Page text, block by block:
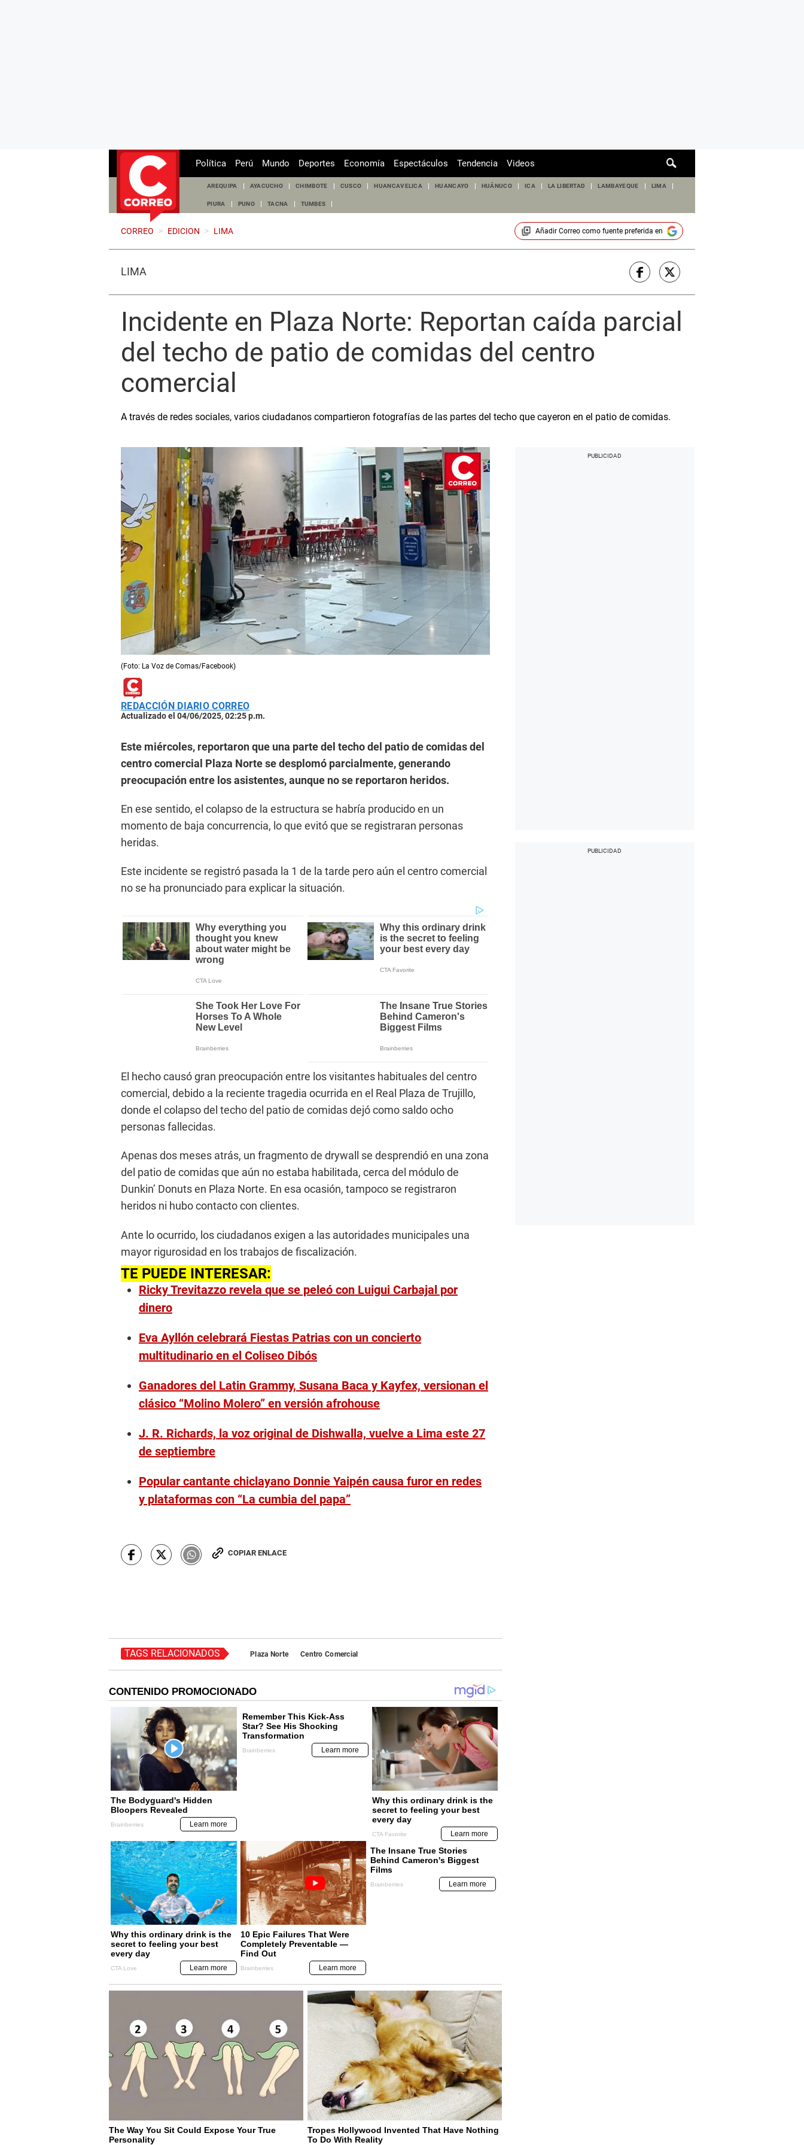
de
Política Perú Mundo Deportes Economía Espectáculos Tendencia Videos
AREQUIPA AYACUCHO CHIMBOTE CUSCO HUANCAVELICA HUANCAYO HUÁNUCO ICA LA LIBERTAD LAMBAYEQUE LIMA
PIURA PUNO TACNA TUMBES
CORREO > EDICION > LIMA Añadir Correocomo fuente preferida en
LIMA
Incidente en Plaza Norte: Reportan caída parcial
del techo de patio de comidas del centro
comercial
A través de redes sociales, varios ciudadanos compartieron fotografías de las partes del techo que cayeron en el patio de comidas.
(Foto: La Voz de Comas/Facebook)
REDACCIÓN DIARIO CORREO
Actualizado el 04/06/2025, 02:25 p.m.
Este miércoles, reportaron que una parte del techo del patio de comidas del
centro comercial Plaza Norte se desplomó parcialmente, generando
preocupación entre los asistentes, aunque no se reportaron heridos.
En ese sentido, el colapso de la estructura se habría producido en un
momento de baja concurrencia, lo que evitó que se registraran personas
heridas.
Este incidente se registró pasada la 1 de la tarde pero aún el centro comercial
no se ha pronunciado para explicar la situación.
El hecho causó gran preocupación entre los visitantes habituales del centro
comercial, debido a la reciente tragedia ocurrida en el Real Plaza de Trujillo,
donde el colapso del techo del patio de comidas dejó como saldo ocho
personas fallecidas.
Apenas dos meses atrás, un fragmento de drywall se desprendió en una zona
del patio de comidas que aún no estaba habilitada, cerca del módulo de
Dunkin’ Donuts en Plaza Norte. En esa ocasión, tampoco se registraron
heridos ni hubo contacto con clientes.
Ante lo ocurrido, los ciudadanos exigen a las autoridades municipales una
mayor rigurosidad en los trabajos de fiscalización.
TE PUEDE INTERESAR:
Ricky Trevitazzo revela que se peleó con Luigui Carbajal por
dinero
Eva Ayllón celebrará Fiestas Patrias con un concierto
multitudinario en el Coliseo Dibós
Ganadores del Latin Grammy, Susana Baca y Kayfex, versionan el
clásico “Molino Molero” en versión afrohouse
J. R. Richards, la voz original de Dishwalla, vuelve a Lima este 27
de septiembre
Popular cantante chiclayano Donnie Yaipén causa furor en redes
y plataformas con “La cumbia del papa”
COPIAR ENLACE
TAGS RELACIONADOS Plaza Norte Centro Comercial